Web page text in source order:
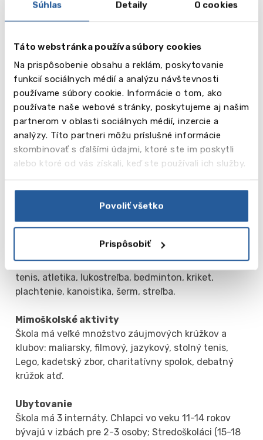
Súhlas Detaily O cookies
Táto webstránka používa súbory cookies
Na prispôsobenie obsahu a reklám, poskytovanie
funkcií sociálnych médií a analýzu návštevnosti
používame súbory cookie. Informácie o tom, ako
používate naše webové stránky, poskytujeme aj našim
partnerom v oblasti sociálnych médií, inzercie a
analýzy. Títo partneri môžu príslušné informácie
skombinovať s ďalšími údajmi, ktoré ste im poskytli
alebo ktoré od vás získali, keď ste používali ich služby.
Povoliť všetko
Prispôsobiť
Šport
bedmintonové ihriská, basketbalové ihrisko,
futbalové ihrisko, squashové ihrisko, plavecký
bazén, 9 ragbyových ihrísk, 4 tenisové kurty, 300
hokej, volejbalové ihrisko. Športy: futbal, volejbal,
basketbal, rugby, džudo, plávanie, pozemný hokej,
tenis, atletika, lukostreľba, bedminton, kriket,
plachtenie, kanoistika, šerm, streľba.
Mimoškolské aktivity
Škola má veľké množstvo záujmových krúžkov a
klubov: maliarsky, filmový, jazykový, stolný tenis,
Lego, kadetský zbor, charitatívny spolok, debatný
krúžok atď.
Ubytovanie
Škola má 3 internáty. Chlapci vo veku 11-14 rokov
bývajú v izbách pre 2-3 osoby; Stredoškoláci (15-18